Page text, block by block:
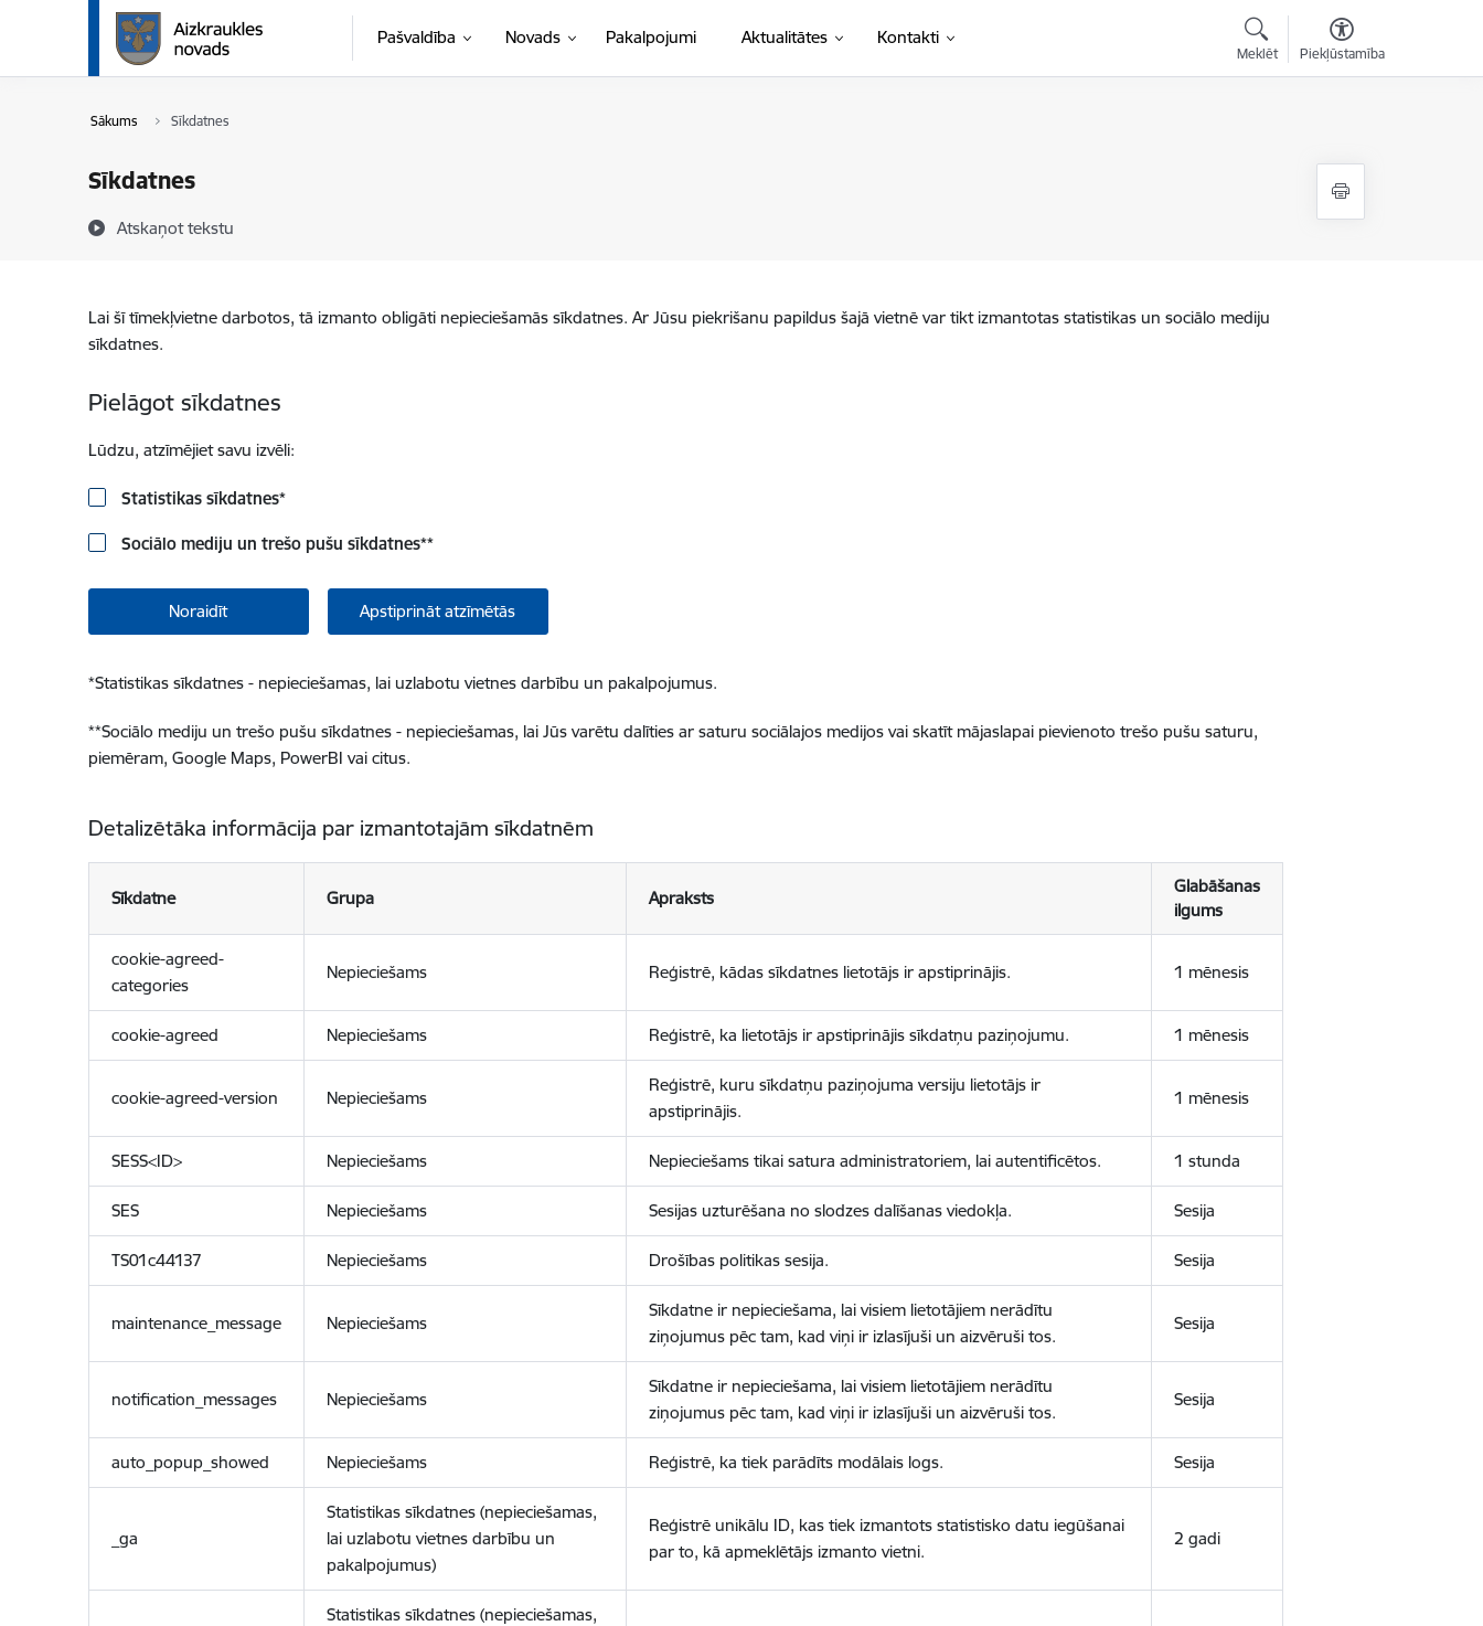
Pāriet uz lapas saturu
Pašvaldība Novads Pakalpojumi Aktualitātes Kontakti
Meklēt Piekļūstamība
Sākums Sīkdatnes
Sīkdatnes
Atskaņot tekstu
Lai šī tīmekļvietne darbotos, tā izmanto obligāti nepieciešamās sīkdatnes. Ar Jūsu piekrišanu papildus šajā vietnē var tikt izmantotas statistikas un sociālo mediju
sīkdatnes.
Pielāgot sīkdatnes
Lūdzu, atzīmējiet savu izvēli:
Statistikas sīkdatnes*
Sociālo mediju un trešo pušu sīkdatnes**
Noraidīt Apstiprināt atzīmētās
*Statistikas sīkdatnes - nepieciešamas, lai uzlabotu vietnes darbību un pakalpojumus.
**Sociālo mediju un trešo pušu sīkdatnes - nepieciešamas, lai Jūs varētu dalīties ar saturu sociālajos medijos vai skatīt mājaslapai pievienoto trešo pušu saturu,
piemēram, Google Maps, PowerBI vai citus.
Detalizētāka informācija par izmantotajām sīkdatnēm
Sīkdatne Grupa Apraksts
Glabāšanas
ilgums
cookie-agreed-
categories
Nepieciešams Reģistrē, kādas sīkdatnes lietotājs ir apstiprinājis. 1 mēnesis
cookie-agreed Nepieciešams Reģistrē, ka lietotājs ir apstiprinājis sīkdatņu paziņojumu. 1 mēnesis
cookie-agreed-version Nepieciešams
Reģistrē, kuru sīkdatņu paziņojuma versiju lietotājs ir
apstiprinājis.
1 mēnesis
SESS<ID> Nepieciešams Nepieciešams tikai satura administratoriem, lai autentificētos. 1 stunda
SES Nepieciešams Sesijas uzturēšana no slodzes dalīšanas viedokļa. Sesija
TS01c44137 Nepieciešams Drošības politikas sesija. Sesija
maintenance_message Nepieciešams
Sīkdatne ir nepieciešama, lai visiem lietotājiem nerādītu
ziņojumus pēc tam, kad viņi ir izlasījuši un aizvēruši tos.
Sesija
notification_messages Nepieciešams
Sīkdatne ir nepieciešama, lai visiem lietotājiem nerādītu
ziņojumus pēc tam, kad viņi ir izlasījuši un aizvēruši tos.
Sesija
auto_popup_showed Nepieciešams Reģistrē, ka tiek parādīts modālais logs. Sesija
_ga
Statistikas sīkdatnes (nepieciešamas,
lai uzlabotu vietnes darbību un
pakalpojumus)
Reģistrē unikālu ID, kas tiek izmantots statistisko datu iegūšanai
par to, kā apmeklētājs izmanto vietni.
2 gadi
Statistikas sīkdatnes (nepieciešamas,